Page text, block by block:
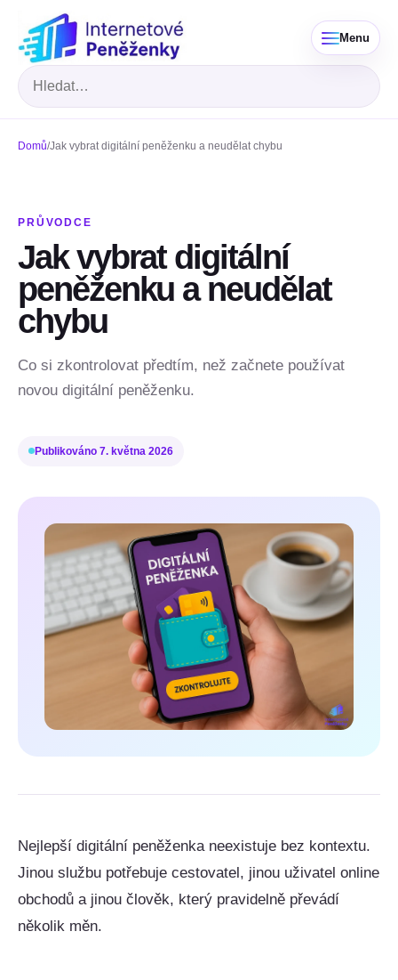
Menu
Hledat
Domů/Jak vybrat digitální peněženku a neudělat chybu
PRŮVODCE
Jak vybrat digitální
peněženku a neudělat
chybu
Co si zkontrolovat předtím, než začnete používat
novou digitální peněženku.
Publikováno 7. května 2026
Nejlepší digitální peněženka neexistuje bez kontextu.
Jinou službu potřebuje cestovatel, jinou uživatel online
obchodů a jinou člověk, který pravidelně převádí
několik měn.